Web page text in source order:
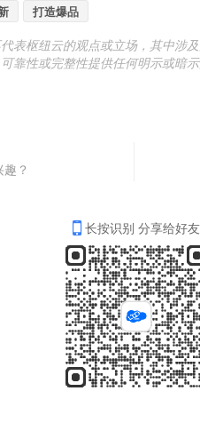
打造爆品
表枢纽云的观点或立场，其中涉
靠性或完整性提供任何明示或暗
？
长按识别 分享给好友